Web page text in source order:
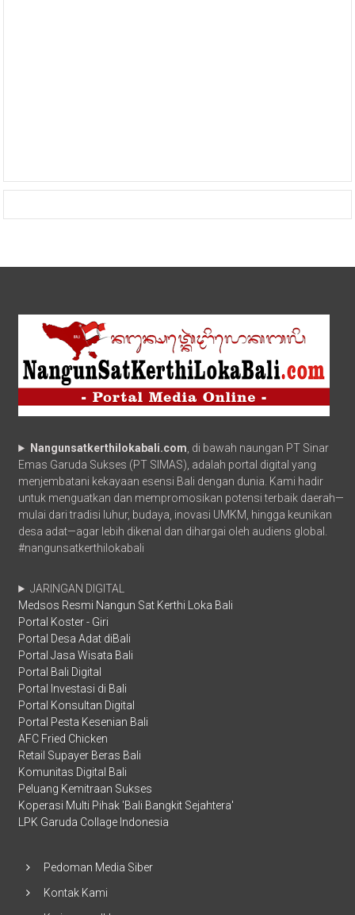
Nangunsatkerthilokabali.com , di bawah naungan PT Sinar
Emas Garuda Sukses (PT SIMAS), adalah portal digital yang
menjembatani kekayaan esensi Bali dengan dunia. Kami hadir
untuk menguatkan dan mempromosikan potensi terbaik daerah—
mulai dari tradisi luhur, budaya, inovasi UMKM, hingga keunikan
desa adat—agar lebih dikenal dan dihargai oleh audiens global.
#nangunsatkerthilokabali
JARINGAN DIGITAL
Medsos Resmi Nangun Sat Kerthi Loka Bali
Portal Koster - Giri
Portal Desa Adat diBali
Portal Jasa Wisata Bali
Portal Bali Digital
Portal Investasi di Bali
Portal Konsultan Digital
Portal Pesta Kesenian Bali
AFC Fried Chicken
Retail Supayer Beras Bali
Komunitas Digital Bali
Peluang Kemitraan Sukses
Koperasi Multi Pihak 'Bali Bangkit Sejahtera'
LPK Garuda Collage Indonesia
Pedoman Media Siber
Kontak Kami